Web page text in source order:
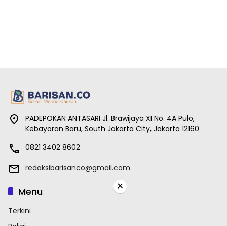
PADEPOKAN ANTASARI Jl. Brawijaya XI No. 4A Pulo,
Kebayoran Baru, South Jakarta City, Jakarta 12160
0821 3402 8602
redaksibarisanco@gmail.com
Menu
Terkini
×